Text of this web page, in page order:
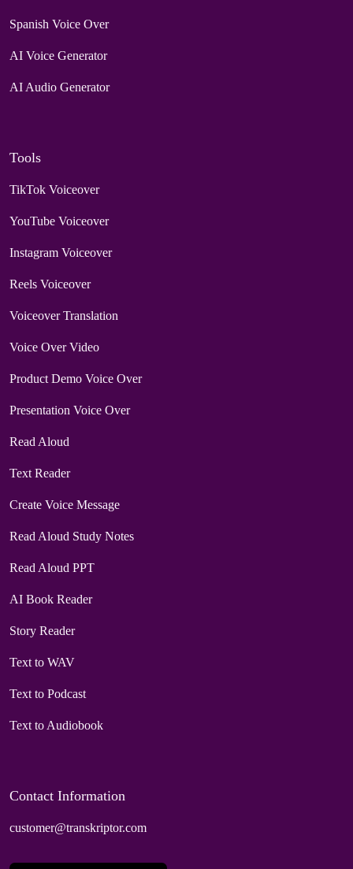
Spanish Voice Over
AI Voice Generator
AI Audio Generator
Tools
TikTok Voiceover
YouTube Voiceover
Instagram Voiceover
Reels Voiceover
Voiceover Translation
Voice Over Video
Product Demo Voice Over
Presentation Voice Over
Read Aloud
Text Reader
Create Voice Message
Read Aloud Study Notes
Read Aloud PPT
AI Book Reader
Story Reader
Text to WAV
Text to Podcast
Text to Audiobook
Contact Information
customer@transkriptor.com